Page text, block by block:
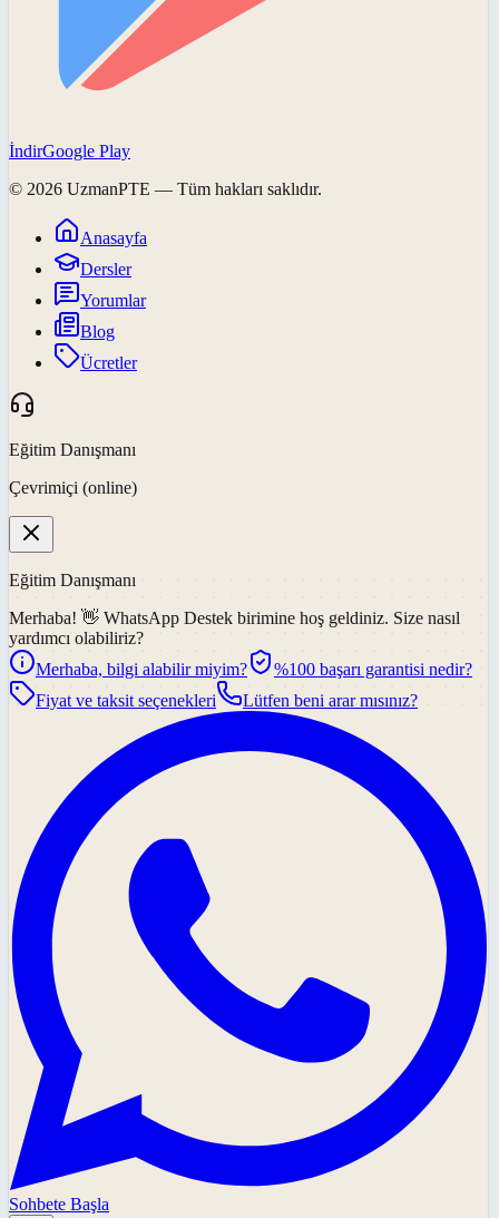
İndirGoogle Play
© 2026 UzmanPTE — Tüm hakları saklıdır.
Anasayfa
Dersler
Yorumlar
Blog
Ücretler
Eğitim Danışmanı
Çevrimiçi (online)
Eğitim Danışmanı
Merhaba! 👋 WhatsApp Destek birimine hoş geldiniz. Size nasıl
yardımcı olabiliriz?
Merhaba, bilgi alabilir miyim?
%100 başarı garantisi nedir?
Fiyat ve taksit seçenekleri
Lütfen beni arar mısınız?
Sohbete Başla